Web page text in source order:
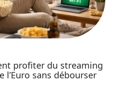
profiter du streaming
l’Euro sans débourser